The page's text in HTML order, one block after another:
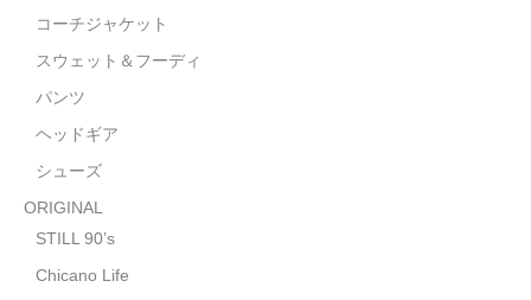
ハニーカムトライプ
天ぷらまめすけ
C D / D V D
全商品（CD/DVD）
DJ SANTANA
コーチジャケット
スウェット＆フーディ
パンツ
ヘッドギア
シューズ
ORIGINAL
STILL 90’s
Chicano Life